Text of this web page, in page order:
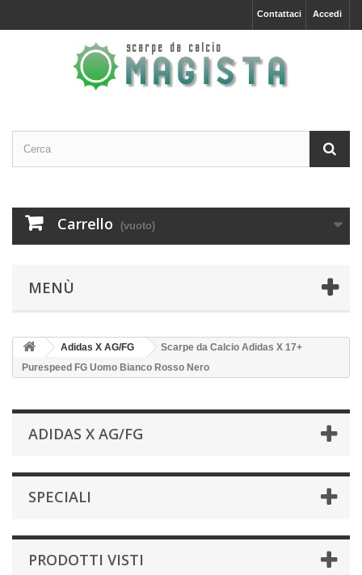
Accedi
Contattaci
Carrello (vuoto)
MENÙ
Adidas X AG/FG
Scarpe da Calcio Adidas X 17+
Purespeed FG Uomo Bianco Rosso Nero
ADIDAS X AG/FG
SPECIALI
PRODOTTI VISTI